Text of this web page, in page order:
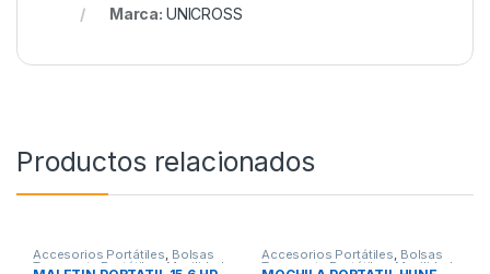
Marca: UNICROSS
Productos relacionados
Accesorios Portátiles, Bolsas
Transporte Portátiles, Movilidad
Accesorios Portátiles, Bolsas
Transporte Portátiles, Movilidad